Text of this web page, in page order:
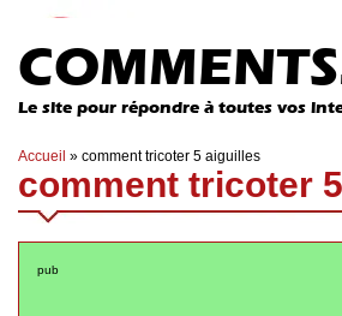
Le site pour répondre à toutes vos
Accueil » comment tricoter 5 aiguilles
comment tricoter
pub